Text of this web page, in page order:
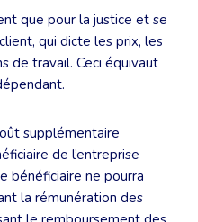
que pour la justice et se
qui dicte les prix, les
de travail. Ceci équivaut
supplémentaire
de l’entreprise
bénéficiaire ne pourra
la rémunération des